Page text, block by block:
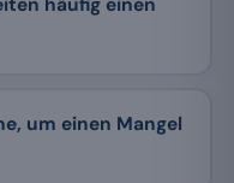
häufig einen
um einen Mangel